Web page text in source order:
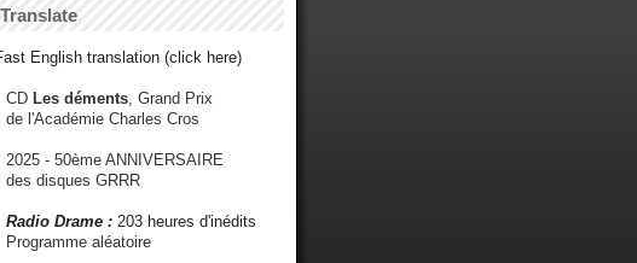
Translate
English translation (click here)
Les déments , Grand Prix
de l'Académie Charles Cros
2025 - 50ème ANNIVERSAIRE
des disques GRRR
Radio Drame : 203 heures d'inédits
Programme aléatoire